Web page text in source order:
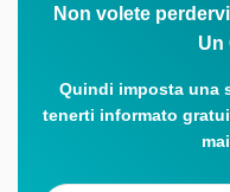
Non volete
Un
Quindi imposta una
tenerti informato